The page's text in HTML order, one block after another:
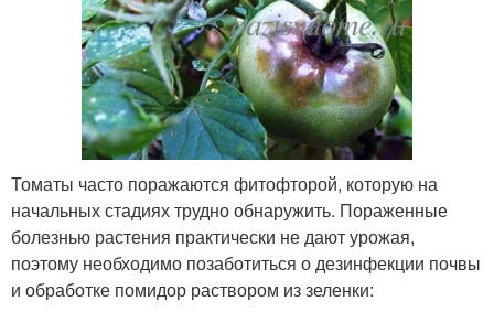
Томаты часто поражаются фитофторой, которую на
начальных стадиях трудно обнаружить. Пораженные
болезнью растения практически не дают урожая,
поэтому необходимо позаботиться о дезинфекции почвы
и обработке помидор раствором из зеленки: